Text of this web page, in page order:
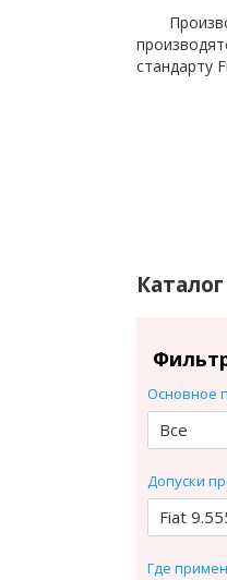
стандарту
Основное
Все
Допуски
Fiat
Где